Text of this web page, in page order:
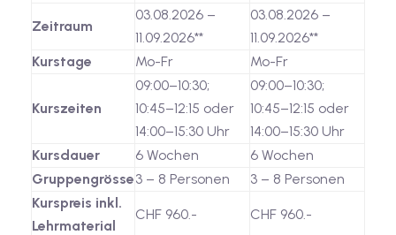
Zeitraum
03.08.2026 –
11.09.2026**
03.08.2026 –
11.09.2026**
Kurstage
Mo-Fr Mo-Fr
Kurszeiten
09:00–10:30;
10:45–12:15 oder
14:00–15:30 Uhr
09:00–10:30;
10:45–12:15 oder
14:00–15:30 Uhr
Kursdauer
6 Wochen
6 Wochen
Gruppengrösse3 – 8 Personen
3 – 8 Personen
Kurspreis inkl.
Lehrmaterial
CHF 960.- CHF 960.-